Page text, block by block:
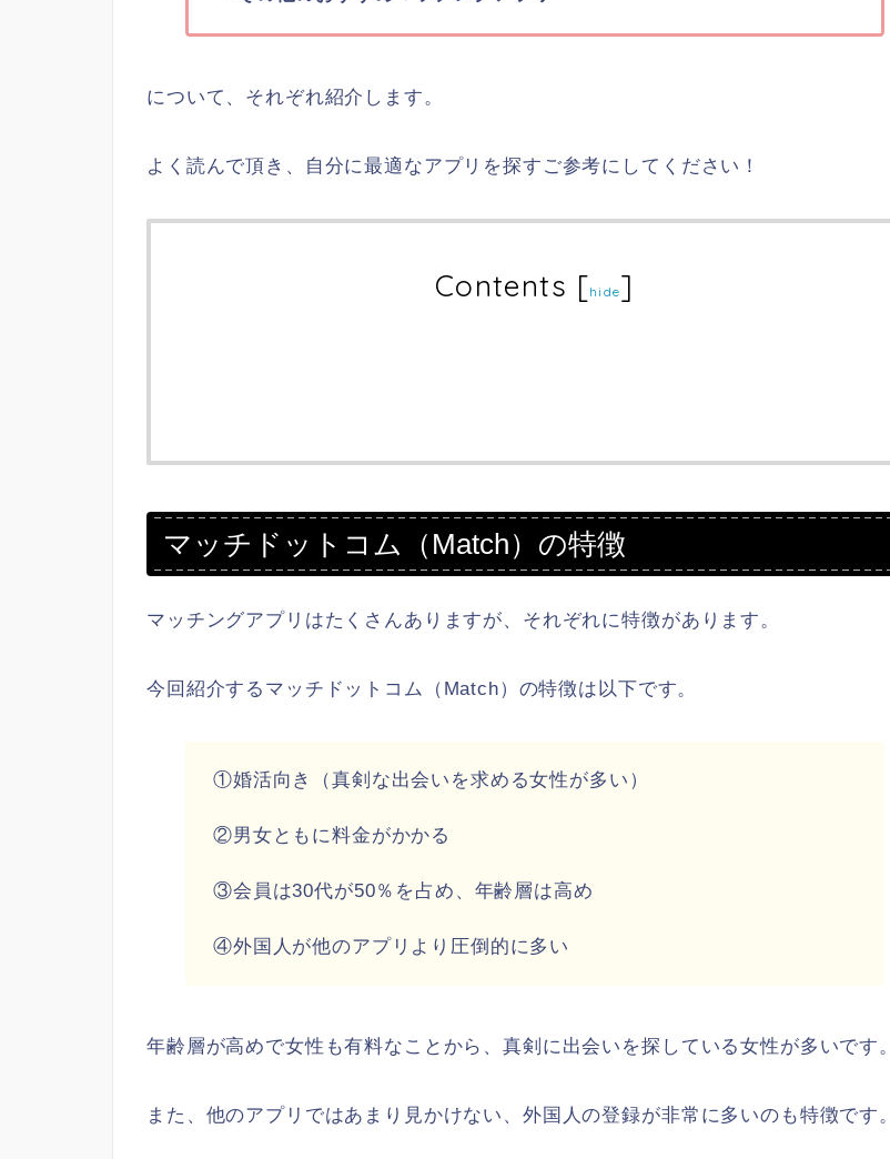
について、それぞれ紹介します。
よく読んで頂き、自分に最適なアプリを探すご参考にしてください！
Contents [hide]
マッチドットコム（Match）の特徴
マッチングアプリはたくさんありますが、それぞれに特徴があります。
今回紹介するマッチドットコム（Match）の特徴は以下です。
①婚活向き（真剣な出会いを求める女性が多い）
②男女ともに料金がかかる
③会員は30代が50％を占め、年齢層は高め
④外国人が他のアプリより圧倒的に多い
年齢層が高めで女性も有料なことから、真剣に出会いを探している女性が多いです。
また、他のアプリではあまり見かけない、外国人の登録が非常に多いのも特徴です。